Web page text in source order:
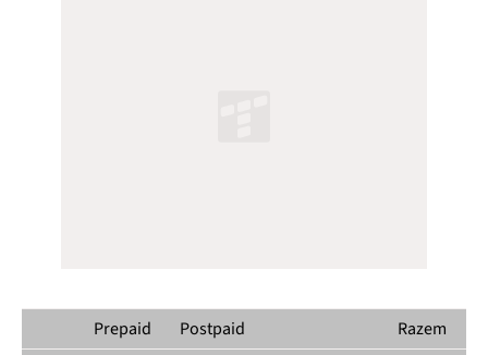
Prepaid Postpaid
Razem